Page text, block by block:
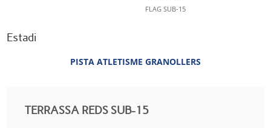
FLAG SUB-15
Estadi
PISTA ATLETISME GRANOLLERS
TERRASSA REDS SUB-15